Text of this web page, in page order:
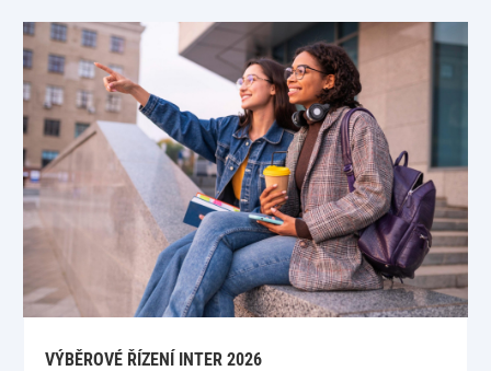
VÝBĚROVÉ ŘÍZENÍ INTER 2026